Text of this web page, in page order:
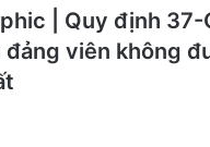
| Quy định 37-
đảng viên không